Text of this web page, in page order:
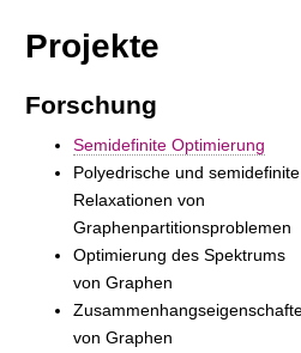
u
Projekte
Forschung
Semidefinite Optimierung
Polyedrische und semidefinite
Relaxationen von
Graphenpartitionsproblemen
Optimierung des Spektrums
von Graphen
von Graphen